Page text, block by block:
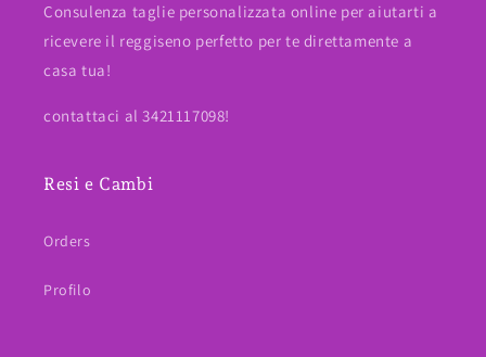
Consulenza taglie personalizzata online per aiutarti a
ricevere il reggiseno perfetto per te direttamente a
casa tua!
contattaci al 3421117098!
Resi e Cambi
Orders
Profilo